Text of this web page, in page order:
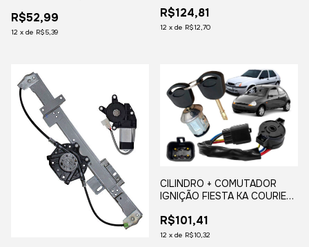
R$52,99
12 x de R$5,39
R$124,81
12 x de R$12,70
CILINDRO + COMUTADOR
IGNIÇÃO FIESTA KA COURIER
R$101,41
12 x de R$10,32